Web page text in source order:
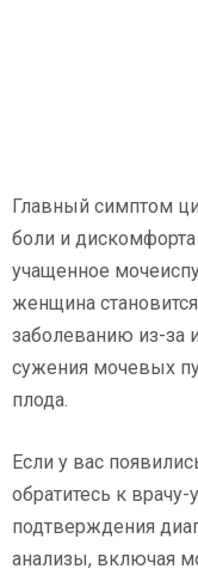
Главный симптом
боли и
учащенное
женщина
заболеванию из-за
сужения мочевых
плода.
Если у вас
обратитесь к
подтверждения
анализы, включая